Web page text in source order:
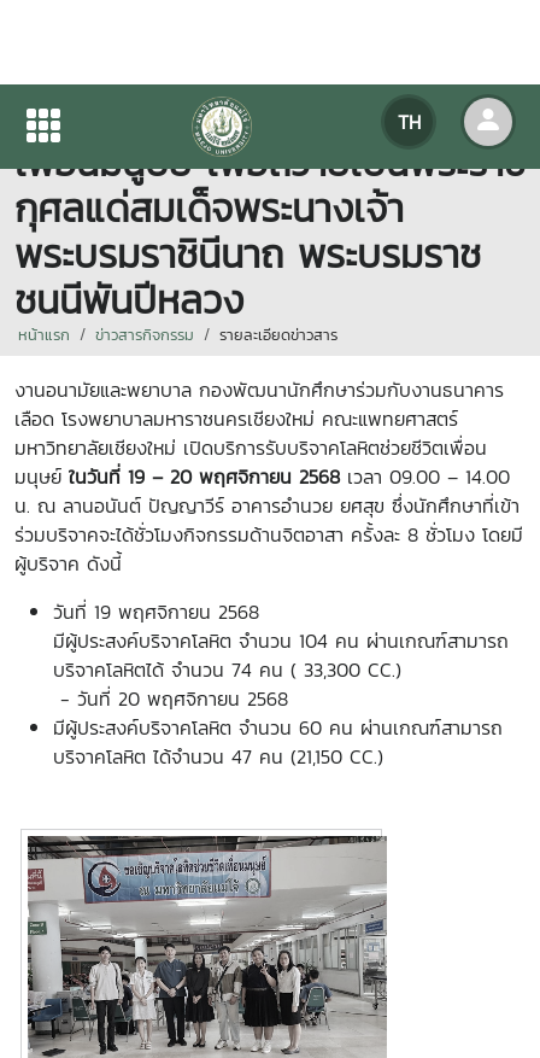
TH
กิจกรรมบริจาคโลหิต ช่วยชีวิต
เพื่อนมนูษย์ เพื่อถวายเป็นพระราช
กุศลแด่สมเด็จพระนางเจ้า
พระบรมราชินีนาถ พระบรมราช
ชนนีพันปีหลวง
หน้าแรก ข่าวสารกิจกรรม รายละเอียดข่าวสาร
งานอนามัยและพยาบาล กองพัฒนานักศึกษาร่วมกับงานธนาคาร
เลือด โรงพยาบาลมหาราชนครเชียงใหม่ คณะแพทยศาสตร์
มหาวิทยาลัยเชียงใหม่ เปิดบริการรับบริจาคโลหิตช่วยชีวิตเพื่อน
มนุษย์ ในวันที่ 19 – 20 พฤศจิกายน 2568 เวลา 09.00 – 14.00
น. ณ ลานอนันต์ ปัญญาวีร์ อาคารอำนวย ยศสุข ซึ่งนักศึกษาที่เข้า
ร่วมบริจาคจะได้ชั่วโมงกิจกรรมด้านจิตอาสา ครั้งละ 8 ชั่วโมง โดยมี
ผู้บริจาค ดังนี้
วันที่ 19 พฤศจิกายน 2568
มีผู้ประสงค์บริจาคโลหิต จำนวน 104 คน ผ่านเกณฑ์สามารถ
บริจาคโลหิตได้ จำนวน 74 คน ( 33,300 CC.)
- วันที่ 20 พฤศจิกายน 2568
มีผู้ประสงค์บริจาคโลหิต จำนวน 60 คน ผ่านเกณฑ์สามารถ
บริจาคโลหิต ได้จำนวน 47 คน (21,150 CC.)